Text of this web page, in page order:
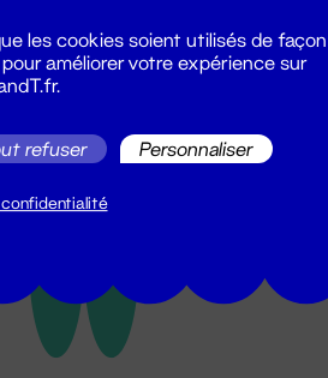
les cookies soient utilisés de façon
améliorer votre expérience sur
refuser Personnaliser